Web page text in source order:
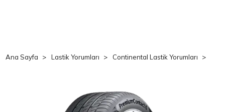
Ana Sayfa Lastik Yorumları Continental Lastik Yorumları